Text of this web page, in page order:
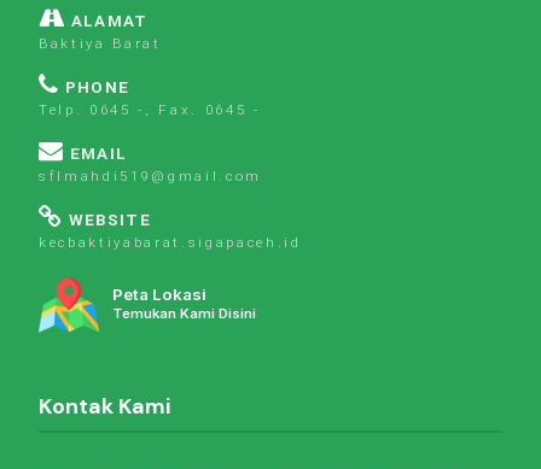
ALAMAT
Baktiya Barat
PHONE
Telp. 0645 -, Fax. 0645 -
EMAIL
sflmahdi519@gmail.com
WEBSITE
kecbaktiyabarat.sigapaceh.id
Peta Lokasi
Temukan Kami Disini
Kontak Kami